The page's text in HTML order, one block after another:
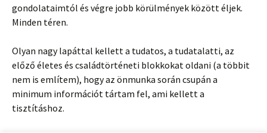
gondolataimtól és végre jobb körülmények között éljek.
Minden téren.
Olyan nagy lapáttal kellett a tudatos, a tudatalatti, az
előző életes és családtörténeti blokkokat oldani (a többit
nem is említem), hogy az önmunka során csupán a
minimum információt tártam fel, ami kellett a
tisztításhoz.